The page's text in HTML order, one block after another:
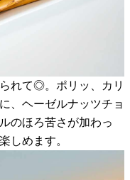
れて◎。ポリッ、カリ
、ヘーゼルナッツチョ
のほろ苦さが加わっ
しめます。